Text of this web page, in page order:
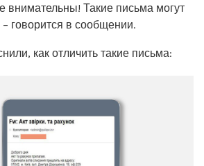
внимательны! Такие письма могут
говорится в сообщении.
как отличить такие письма: